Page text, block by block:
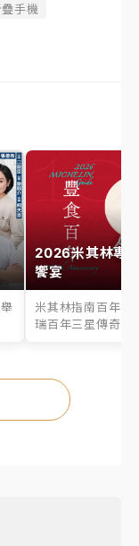
手機
2026米其林專
饗宴
米其林指南百年之
瑞百年三星傳奇、